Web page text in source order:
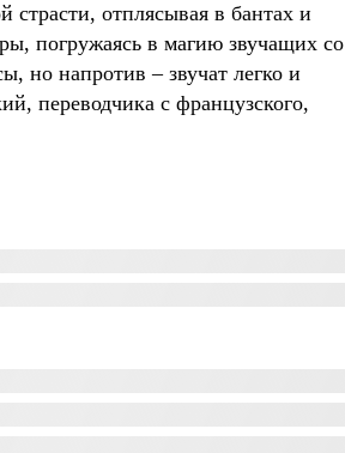
отплясывая в бантах и
погружаясь в магию звучащих со
но напротив – звучат легко и
переводчика с французского,